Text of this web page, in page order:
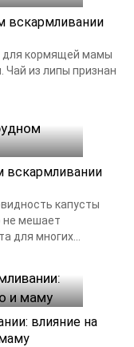
вскармливании
для кормящей мамы
Чай из липы признан
вскармливании
капусты
не мешает
для многих...
влияние на